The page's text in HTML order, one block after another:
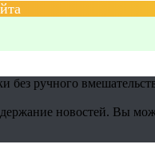
без ручного
новостей. Вы